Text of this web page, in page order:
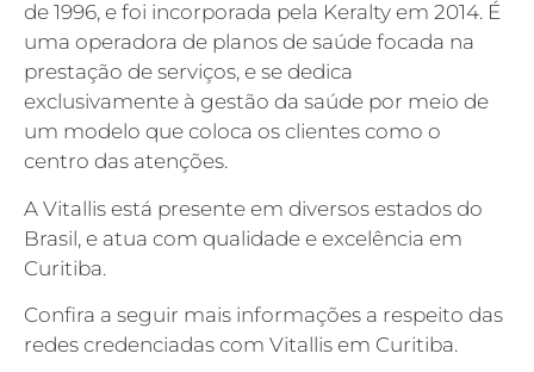
de 1996, e foi incorporada pela Keralty em 2014. É
uma operadora de planos de saúde focada na
prestação de serviços, e se dedica
exclusivamente à gestão da saúde por meio de
um modelo que coloca os clientes como o
centro das atenções.
A Vitallis está presente em diversos estados do
Brasil, e atua com qualidade e excelência em
Curitiba.
Confira a seguir mais informações a respeito das
redes credenciadas com Vitallis em Curitiba.